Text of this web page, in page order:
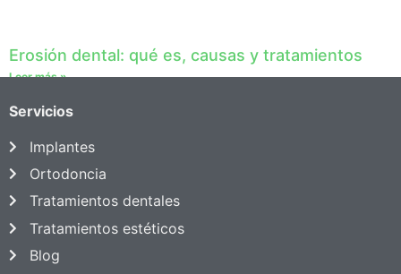
Erosión dental: qué es, causas y tratamientos
Leer más »
Servicios
Implantes
Ortodoncia
Tratamientos dentales
Tratamientos estéticos
Blog